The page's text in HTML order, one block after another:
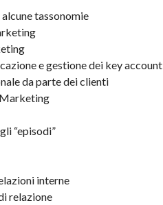
tassonomie
e gestione dei key account
da parte dei clienti
“episodi”
interne
relazione